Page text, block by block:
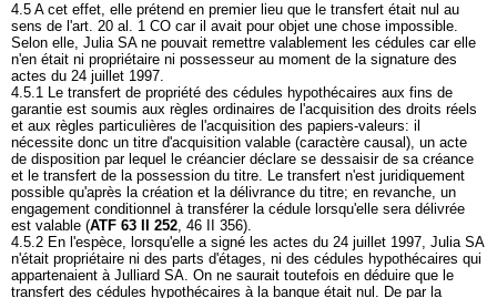
4.5 A cet effet, elle prétend en premier lieu que le transfert était nul au
sens de l'art. 20 al. 1 CO car il avait pour objet une chose impossible.
Selon elle, Julia SA ne pouvait remettre valablement les cédules car elle
n'en était ni propriétaire ni possesseur au moment de la signature des
actes du 24 juillet 1997.
4.5.1 Le transfert de propriété des cédules hypothécaires aux fins de
garantie est soumis aux règles ordinaires de l'acquisition des droits réels
et aux règles particulières de l'acquisition des papiers-valeurs: il
nécessite donc un titre d'acquisition valable (caractère causal), un acte
de disposition par lequel le créancier déclare se dessaisir de sa créance
et le transfert de la possession du titre. Le transfert n'est juridiquement
possible qu'après la création et la délivrance du titre; en revanche, un
engagement conditionnel à transférer la cédule lorsqu'elle sera délivrée
est valable (ATF 63 II 252, 46 II 356).
4.5.2 En l'espèce, lorsqu'elle a signé les actes du 24 juillet 1997, Julia SA
n'était propriétaire ni des parts d'étages, ni des cédules hypothécaires qui
appartenaient à Julliard SA. On ne saurait toutefois en déduire que le
transfert des cédules hypothécaires à la banque était nul. De par la